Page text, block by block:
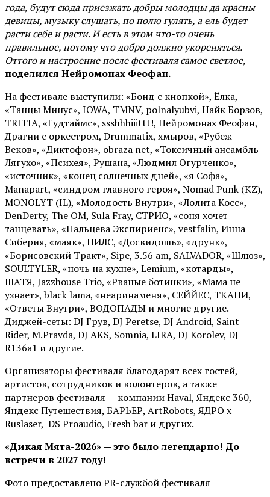
года, будут сюда приезжать добры молодцы да красны
девицы, музыку слушать, по полю гулять, а ель будет
расти себе и расти. И есть в этом что-то очень
правильное, потому что добро должно укореняться.
Оттого и настроение после фестиваля самое светлое, —
поделился Нейромонах Феофан.
На фестивале выступили: «Бонд с кнопкой», Ёлка,
«Танцы Минус», IOWA, TMNV, polnalyubvi, Найк Борзов,
TRITIA, «Гудтаймс», ssshhhiiittt!, Нейромонах Феофан,
Драгни с оркестром, Drummatix, хмыров, «Рубеж
Веков», «Диктофон», obraza net, «Токсичный ансамбль
Лягухо», «Психея», Рушана, «Людмил Огурченко»,
«источник», «конец солнечных дней», «я Софа»,
Manapart, «синдром главного героя», Nomad Punk (KZ),
MONOLYT (IL), «Молодость Внутри», «Лолита Косс»,
DenDerty, The OM, Sula Fray, СТРИО, «соня хочет
танцевать», «Пальцева Экспириенс», vestfalin, Инна
Сиберия, «маяк», ПИЛС, «Досвидошь», «друнк»,
«Борисовский Тракт», Sipe, 3.56 am, SALVADOR, «Шлюз»,
SOULTYLER, «ночь на кухне», Lemium, «котарды»,
ШАТЯ, Jazzhouse Trio, «Рваные ботинки», «Мама не
узнает», black lama, «неаринаменя», СЕЙЙЕС, ТКАНИ,
«Ответы Внутри», ВОДОПАДЫ и многие другие.
Диджей-сеты: DJ Грув, DJ Peretse, DJ Android, Saint
Rider, М.Pravda, DJ AKS, Somnia, LIRA, DJ Korolev, DJ
R136a1 и другие.
Организаторы фестиваля благодарят всех гостей,
артистов, сотрудников и волонтеров, а также
партнеров фестиваля — компании Haval, Яндекс 360,
Яндекс Путешествия, БАРЬЕР, ArtRobots, ЯДРО х
Ruslaser, DS Proaudio, Fresh bar и других.
«Дикая Мята-2026» — это было легендарно! До
встречи в 2027 году!
Фото предоставлено PR-службой фестиваля